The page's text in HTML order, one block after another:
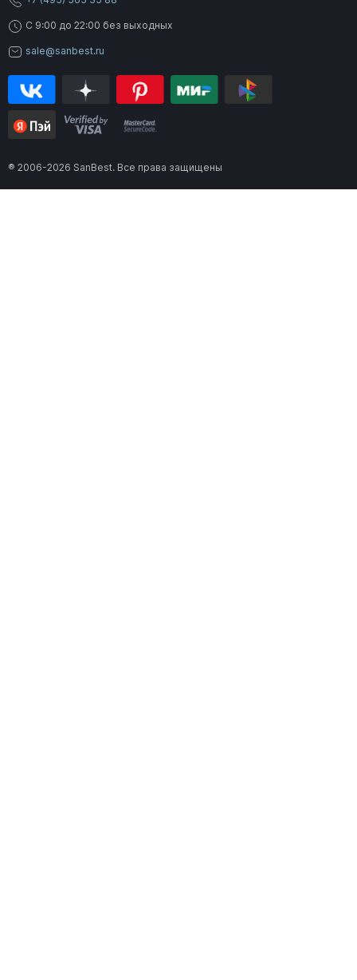
C 9:00 до 22:00 без выходных
sale@sanbest.ru
® 2006-2026 SanBest. Все права защищены